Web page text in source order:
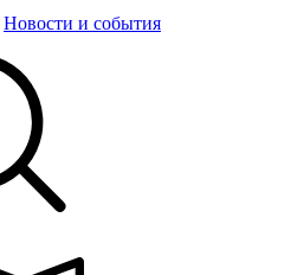
Новости и события